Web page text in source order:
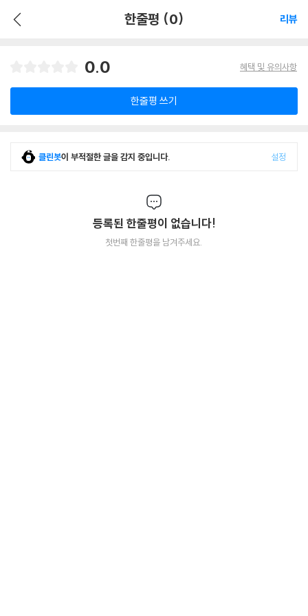
한줄평 (0) 리뷰
0.0 혜택 및 유의사항
한줄평 쓰기
클린봇이 부적절한 글을 감지 중입니다. 설정
등록된 한줄평이 없습니다!
첫번째 한줄평을 남겨주세요.